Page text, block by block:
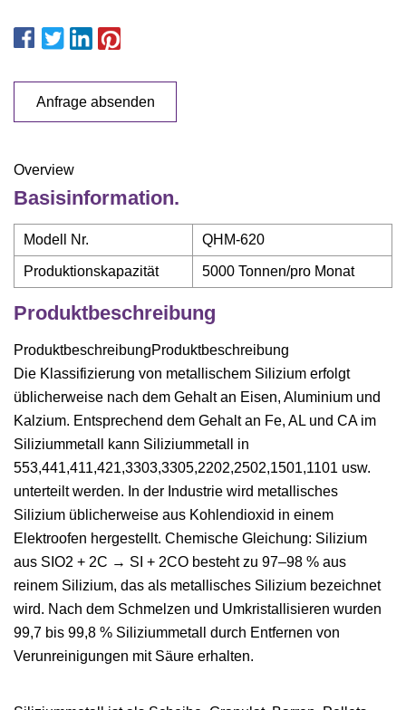
Anfrage absenden
Overview
Basisinformation.
Modell Nr. QHM-620
Produktionskapazität 5000 Tonnen/pro Monat
Produktbeschreibung
ProduktbeschreibungProduktbeschreibung
Die Klassifizierung von metallischem Silizium erfolgt
üblicherweise nach dem Gehalt an Eisen, Aluminium und
Kalzium. Entsprechend dem Gehalt an Fe, AL und CA im
Siliziummetall kann Siliziummetall in
553,441,411,421,3303,3305,2202,2502,1501,1101 usw.
unterteilt werden. In der Industrie wird metallisches
Silizium üblicherweise aus Kohlendioxid in einem
Elektroofen hergestellt. Chemische Gleichung: Silizium
aus SIO2 + 2C → SI + 2CO besteht zu 97–98 % aus
reinem Silizium, das als metallisches Silizium bezeichnet
wird. Nach dem Schmelzen und Umkristallisieren wurden
99,7 bis 99,8 % Siliziummetall durch Entfernen von
Verunreinigungen mit Säure erhalten.